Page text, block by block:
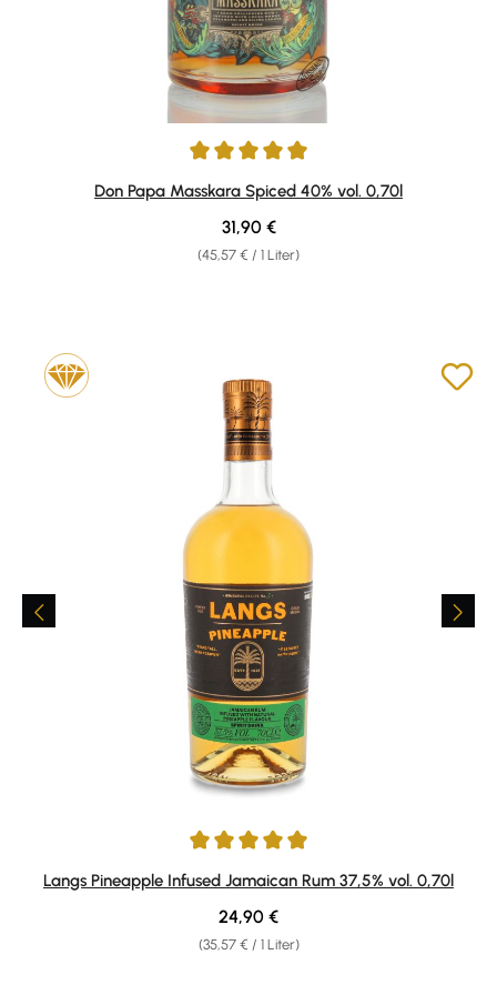
Durchschnittliche Bewertung von 4.89 von 5 Sternen
Don Papa Masskara Spiced 40% vol. 0,70l
(45,57 € / 1 Liter)
Regulärer Preis:
31,90 €
Durchschnittliche Bewertung von 5 von 5 Sternen
Langs Pineapple Infused Jamaican Rum 37,5% vol. 0,70l
(35,57 € / 1 Liter)
Regulärer Preis:
24,90 €